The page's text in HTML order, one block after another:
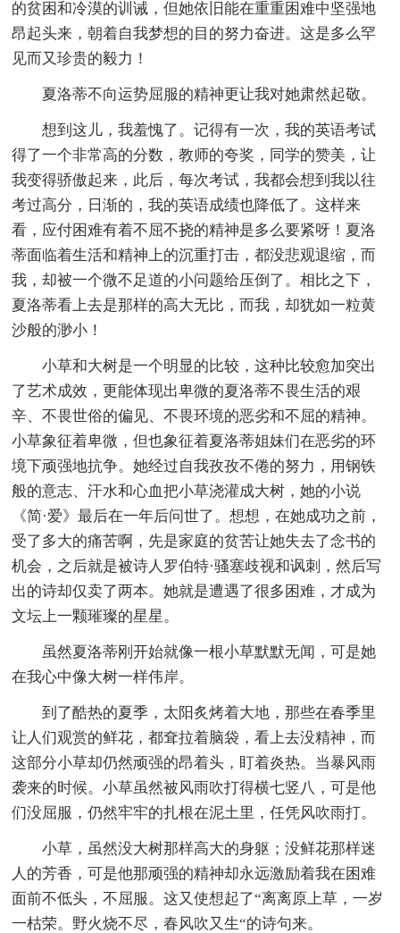
的贫困和冷漠的训诫，但她依旧能在重重困难中坚强地
昂起头来，朝着自我梦想的目的努力奋进。这是多么罕
见而又珍贵的毅力！
夏洛蒂不向运势屈服的精神更让我对她肃然起敬。
想到这儿，我羞愧了。记得有一次，我的英语考试
得了一个非常高的分数，教师的夸奖，同学的赞美，让
我变得骄傲起来，此后，每次考试，我都会想到我以往
考过高分，日渐的，我的英语成绩也降低了。这样来
看，应付困难有着不屈不挠的精神是多么要紧呀！夏洛
蒂面临着生活和精神上的沉重打击，都没悲观退缩，而
我，却被一个微不足道的小问题给压倒了。相比之下，
夏洛蒂看上去是那样的高大无比，而我，却犹如一粒黄
沙般的渺小！
小草和大树是一个明显的比较，这种比较愈加突出
了艺术成效，更能体现出卑微的夏洛蒂不畏生活的艰
辛、不畏世俗的偏见、不畏环境的恶劣和不屈的精神。
小草象征着卑微，但也象征着夏洛蒂姐妹们在恶劣的环
境下顽强地抗争。她经过自我孜孜不倦的努力，用钢铁
般的意志、汗水和心血把小草浇灌成大树，她的小说
《简·爱》最后在一年后问世了。想想，在她成功之前，
受了多大的痛苦啊，先是家庭的贫苦让她失去了念书的
机会，之后就是被诗人罗伯特·骚塞歧视和讽刺，然后写
出的诗却仅卖了两本。她就是遭遇了很多困难，才成为
文坛上一颗璀璨的星星。
虽然夏洛蒂刚开始就像一根小草默默无闻，可是她
在我心中像大树一样伟岸。
到了酷热的夏季，太阳炙烤着大地，那些在春季里
让人们观赏的鲜花，都耷拉着脑袋，看上去没精神，而
这部分小草却仍然顽强的昂着头，盯着炎热。当暴风雨
袭来的时候。小草虽然被风雨吹打得横七竖八，可是他
们没屈服，仍然牢牢的扎根在泥土里，任凭风吹雨打。
小草，虽然没大树那样高大的身躯；没鲜花那样迷
人的芳香，可是他那顽强的精神却永远激励着我在困难
面前不低头，不屈服。这又使想起了“离离原上草，一岁
一枯荣。野火烧不尽，春风吹又生“的诗句来。